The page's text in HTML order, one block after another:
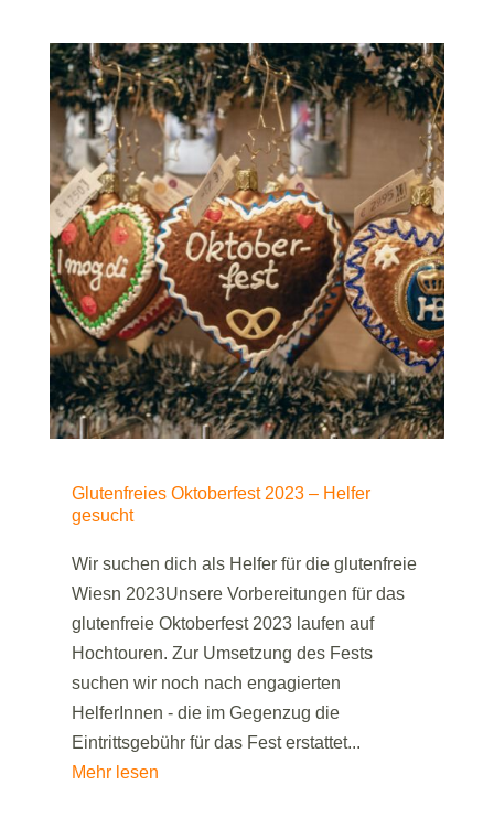
Glutenfreies Oktoberfest 2023 – Helfer
gesucht
Wir suchen dich als Helfer für die glutenfreie
Wiesn 2023Unsere Vorbereitungen für das
glutenfreie Oktoberfest 2023 laufen auf
Hochtouren. Zur Umsetzung des Fests
suchen wir noch nach engagierten
HelferInnen - die im Gegenzug die
Eintrittsgebühr für das Fest erstattet...
Mehr lesen